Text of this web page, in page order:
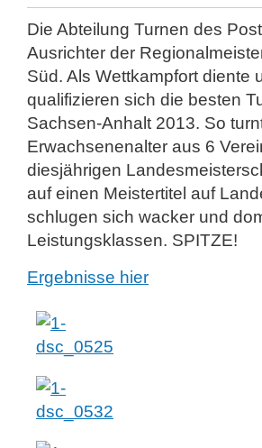
Die Abteilung Turnen des
Ausrichter der
Süd. Als Wettkampfort diente
qualifizieren sich die besten
Sachsen-Anhalt 2013. So
Erwachsenenalter aus 6
diesjährigen
auf einen Meistertitel auf
schlugen sich wacker und
Leistungsklassen. SPITZE!
Ergebnisse hier